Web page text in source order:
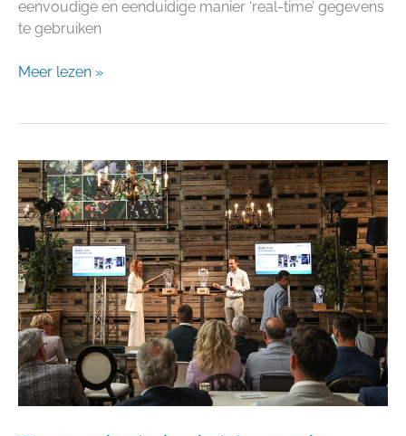
eenvoudige en eenduidige manier ‘real-time’ gegevens
te gebruiken
Meer lezen »
Sensorhotel
wint
tweede
prijs
CAI
challenge
2023